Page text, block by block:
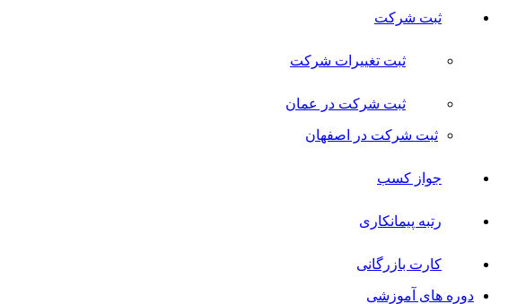
ثبت شرکت
ثبت تغییرات شرکت
ثبت شرکت در عمان
ثبت شرکت در اصفهان
جواز کسب
رتبه پیمانکاری
کارت بازرگانی
دوره های آموزشی